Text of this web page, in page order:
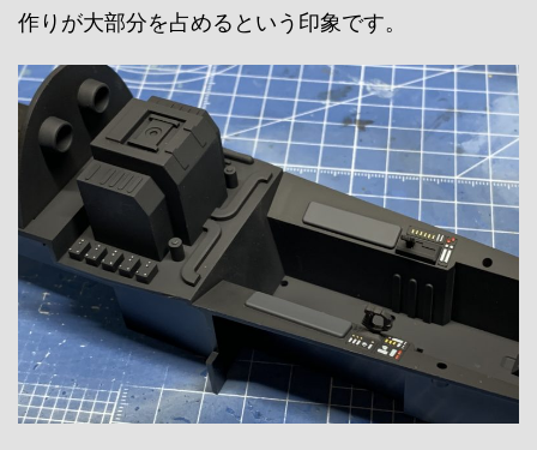
作りが大部分を占めるという印象です。